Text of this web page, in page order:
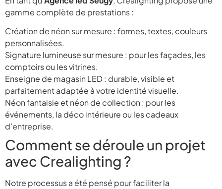
gamme complète de prestations :
Création de néon sur mesure : formes, textes, couleurs
personnalisées.
Signature lumineuse sur mesure : pour les façades, les
comptoirs ou les vitrines.
Enseigne de magasin LED : durable, visible et
parfaitement adaptée à votre identité visuelle.
Néon fantaisie et néon de collection : pour les
événements, la déco intérieure ou les cadeaux
d’entreprise.
Comment se déroule un projet
avec Crealighting ?
Notre processus a été pensé pour faciliter la